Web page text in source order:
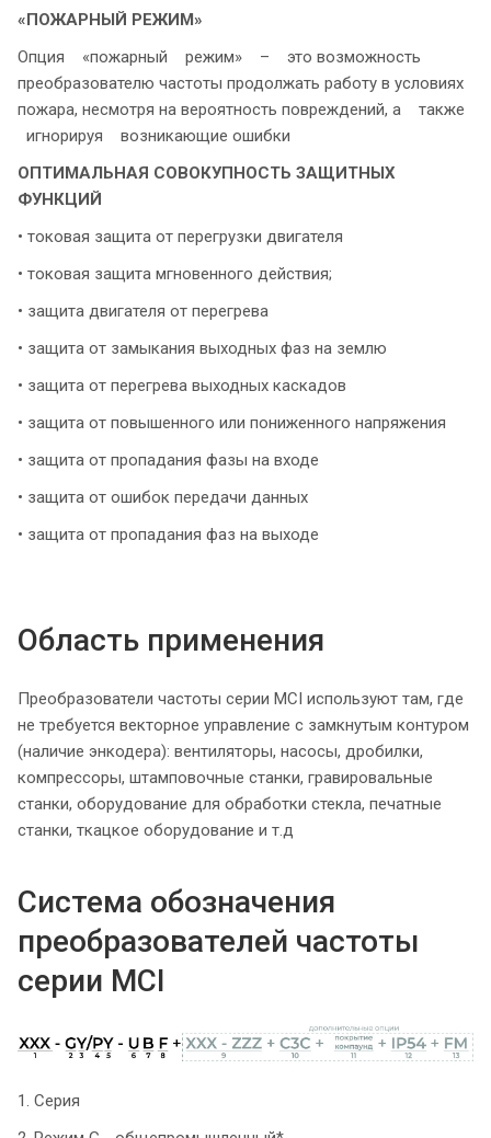
«ПОЖАРНЫЙ РЕЖИМ»
Опция «пожарный режим» – это возможность
преобразователю частоты продолжать работу в условиях
пожара, несмотря на вероятность повреждений, а также
игнорируя возникающие ошибки
ОПТИМАЛЬНАЯ СОВОКУПНОСТЬ ЗАЩИТНЫХ
ФУНКЦИЙ
• токовая защита от перегрузки двигателя
• токовая защита мгновенного действия;
• защита двигателя от перегрева
• защита от замыкания выходных фаз на землю
• защита от перегрева выходных каскадов
• защита от повышенного или пониженного напряжения
• защита от пропадания фазы на входе
• защита от ошибок передачи данных
• защита от пропадания фаз на выходе
Область применения
Преобразователи частоты серии MCI используют там, где
не требуется векторное управление с замкнутым контуром
(наличие энкодера): вентиляторы, насосы, дробилки,
компрессоры, штамповочные станки, гравировальные
станки, оборудование для обработки стекла, печатные
станки, ткацкое оборудование и т.д
Система обозначения
преобразователей частоты
серии MCI
1. Серия